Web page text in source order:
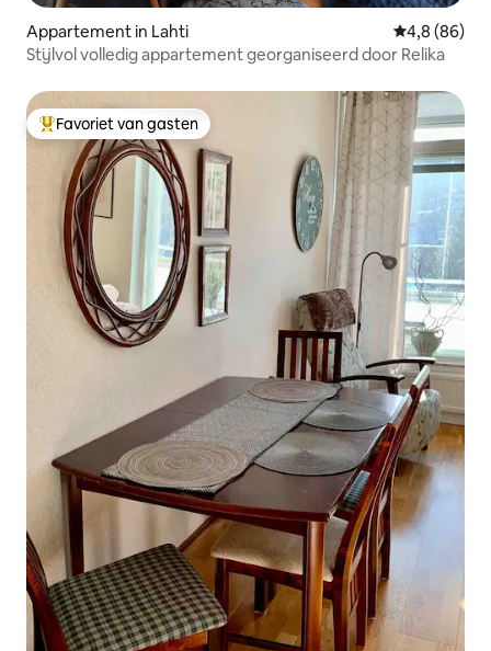
Appartement in Lahti Gemiddelde
4,8 (86)
Stijlvol volledig appartement georganiseerd door Relika
Topfavoriet van gasten
Favoriet van gasten